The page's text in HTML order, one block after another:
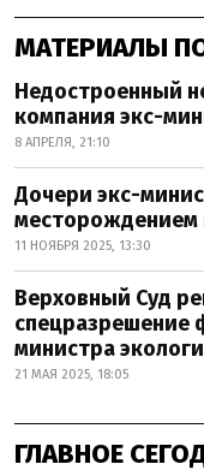
МАТЕРИАЛЫ
Недостроенный
компания экс-
8 АПРЕЛЯ, 21:10
Дочери экс-
месторождением
11 НОЯБРЯ 2025, 13:30
Верховный Суд
спецразрешение
министра
21 МАЯ 2025, 18:05
ГЛАВНОЕ